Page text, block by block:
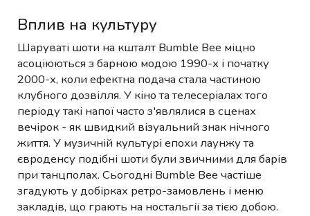
Вплив на культуру
Шаруваті шоти на кшталт Bumble Bee міцно
асоціюються з барною модою 1990-х і початку
2000-х, коли ефектна подача стала частиною
клубного дозвілля. У кіно та телесеріалах того
періоду такі напої часто з'являлися в сценах
вечірок - як швидкий візуальний знак нічного
життя. У музичній культурі епохи лаунжу та
євроденсу подібні шоти були звичними для барів
при танцполах. Сьогодні Bumble Bee частіше
згадують у добірках ретро-замовлень і меню
закладів, що грають на ностальгії за тією добою.